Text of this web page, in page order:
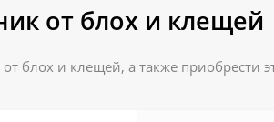
от блох и клещей
блох и клещей, а также приобрести